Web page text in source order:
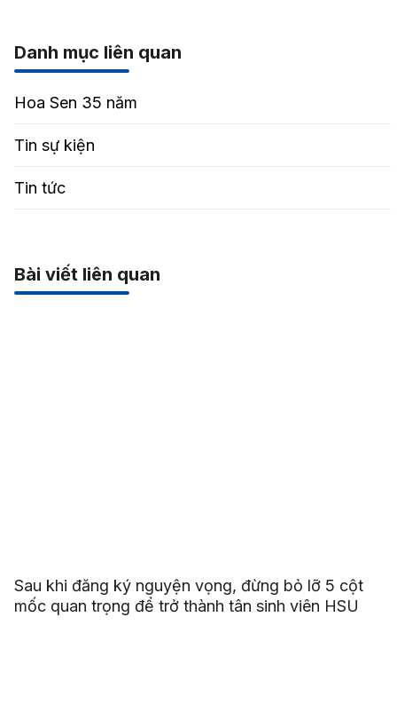
Danh mục liên quan
Hoa Sen 35 năm
Tin sự kiện
Tin tức
Bài viết liên quan
Sau khi đăng ký nguyện vọng, đừng bỏ lỡ 5 cột
mốc quan trọng để trở thành tân sinh viên HSU